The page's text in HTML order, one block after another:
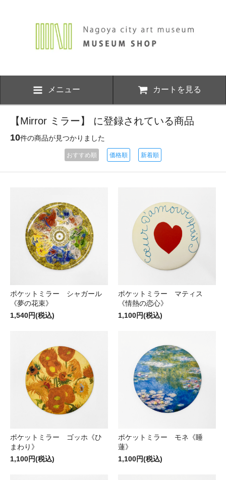
メニュー カートを見る
【Mirror ミラー】 に登録されている商品
10件の商品が見つかりました
おすすめ順 価格順 新着順
ポケットミラー シャガール
《夢の花束》
1,540円(税込)
ポケットミラー マティス
《情熱の恋心》
1,100円(税込)
ポケットミラー ゴッホ《ひ
まわり》
1,100円(税込)
ポケットミラー モネ《睡
蓮》
1,100円(税込)